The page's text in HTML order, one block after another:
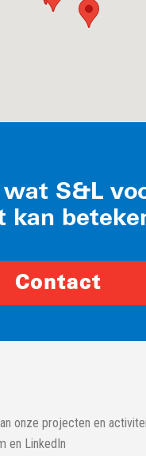
S&L
kan
Contact
onze projecten en
en LinkedIn